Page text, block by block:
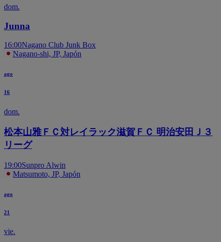
dom.
Junna
16:00Nagano Club Junk Box
Nagano-shi, JP, Japón
ago
16
dom.
松本山雅ＦＣ対レイラック滋賀ＦＣ 明治安田Ｊ３
リーグ
19:00Sunpro Alwin
Matsumoto, JP, Japón
ago
21
vie.